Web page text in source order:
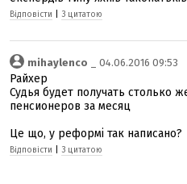
Відповісти З цитатою
mihaylenco _ 04.06.2016 09:53
Райхер
Судья будет получать столько
пенсионеров за месяц
Це що, у реформі так написано?
Відповісти З цитатою